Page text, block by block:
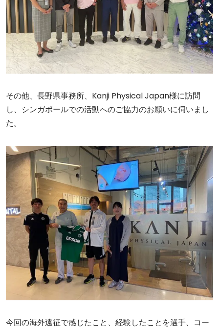
その他、長野県事務所、Kanji Physical Japan様に訪問
し、シンガポールでの活動へのご協力のお願いに伺いまし
た。
今回の海外遠征で感じたこと、経験したことを選手、コー